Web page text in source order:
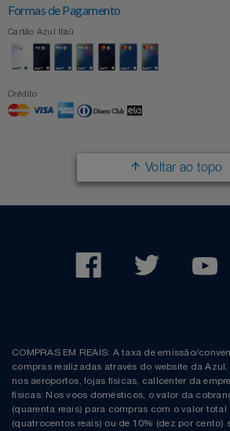
Formas de Pagamento
Cartão Azul Itaú
Crédito
Voltar ao topo
COMPRAS EM REAIS: A taxa de emissão/
compras realizadas através do website da
nos aeroportos, lojas físicas, callcenter da
físicas: Nos voos domésticos, o valor da
(quarenta reais) para compras com o valor total
(quatrocentos reais) ou de 10% (dez por cento)